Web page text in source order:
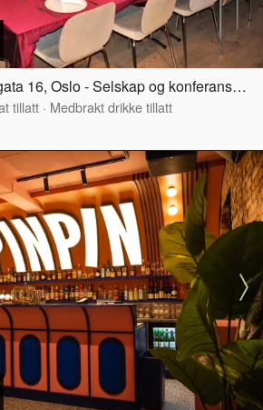
Grendehuset i Korsgata 16, Oslo - Selskap og konferanselokale
tillatt · Medbrakt drikke tillatt